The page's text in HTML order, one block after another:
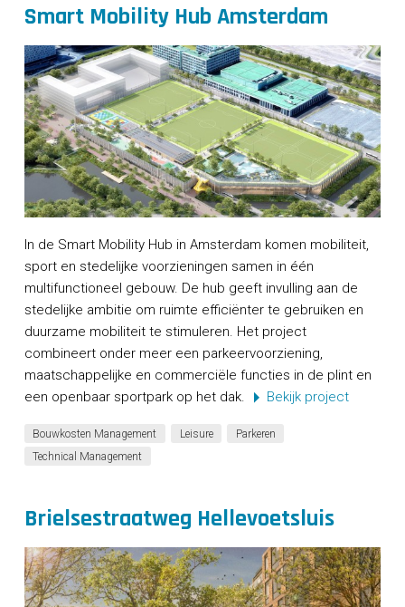
Smart Mobility Hub Amsterdam
In de Smart Mobility Hub in Amsterdam komen mobiliteit,
sport en stedelijke voorzieningen samen in één
multifunctioneel gebouw. De hub geeft invulling aan de
stedelijke ambitie om ruimte efficiënter te gebruiken en
duurzame mobiliteit te stimuleren. Het project
combineert onder meer een parkeervoorziening,
maatschappelijke en commerciële functies in de plint en
een openbaar sportpark op het dak.
Bekijk project
Bouwkosten Management Leisure
Parkeren
Technical Management
Brielsestraatweg Hellevoetsluis